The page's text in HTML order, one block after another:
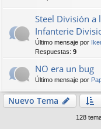
Steel División a
Infanterie
Último mensaje por
Respuestas: 9
NO era un bug
Último mensaje por
Nuevo Tema
128